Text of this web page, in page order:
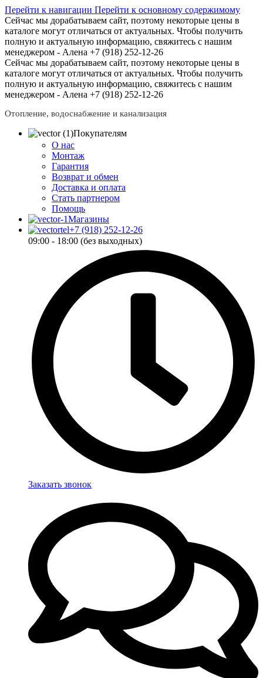
Перейти к навигации Перейти к основному содержимому
Сейчас мы дорабатываем сайт, поэтому некоторые цены в
каталоге могут отличаться от актуальных. Чтобы получить
полную и актуальную информацию, свяжитесь с нашим
менеджером - Алена +7 (918) 252-12-26
Сейчас мы дорабатываем сайт, поэтому некоторые цены в
каталоге могут отличаться от актуальных. Чтобы получить
полную и актуальную информацию, свяжитесь с нашим
менеджером - Алена +7 (918) 252-12-26
Отопление, водоснабжение и канализация
Покупателям
О нас
Монтаж
Гарантия
Возврат и обмен
Доставка и оплата
Стать партнером
Помощь
Магазины
+7 (918) 252-12-26
09:00 - 18:00 (без выходных)
Заказать звонок